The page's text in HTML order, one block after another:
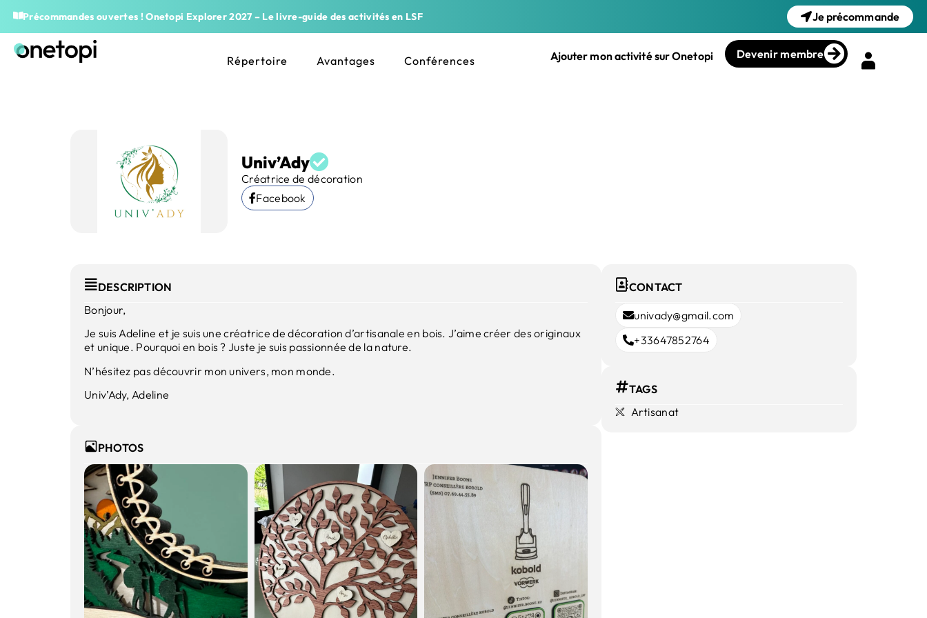
Précommandes ouvertes ! Onetopi Explorer 2027 – Le livre-guide des activités en LSF Je précommande
Répertoire Avantages Conférences Ajouter mon activité sur Onetopi Devenir membre
Univ’Ady
Créatrice de décoration
Facebook
DESCRIPTION
Bonjour,
Je suis Adeline et je suis une créatrice de décoration d’artisanale en bois. J’aime créer des originaux
et unique. Pourquoi en bois ? Juste je suis passionnée de la nature.
N’hésitez pas découvrir mon univers, mon monde.
Univ’Ady, Adeline
PHOTOS
CONTACT
univady@gmail.com
+33647852764
TAGS
Artisanat